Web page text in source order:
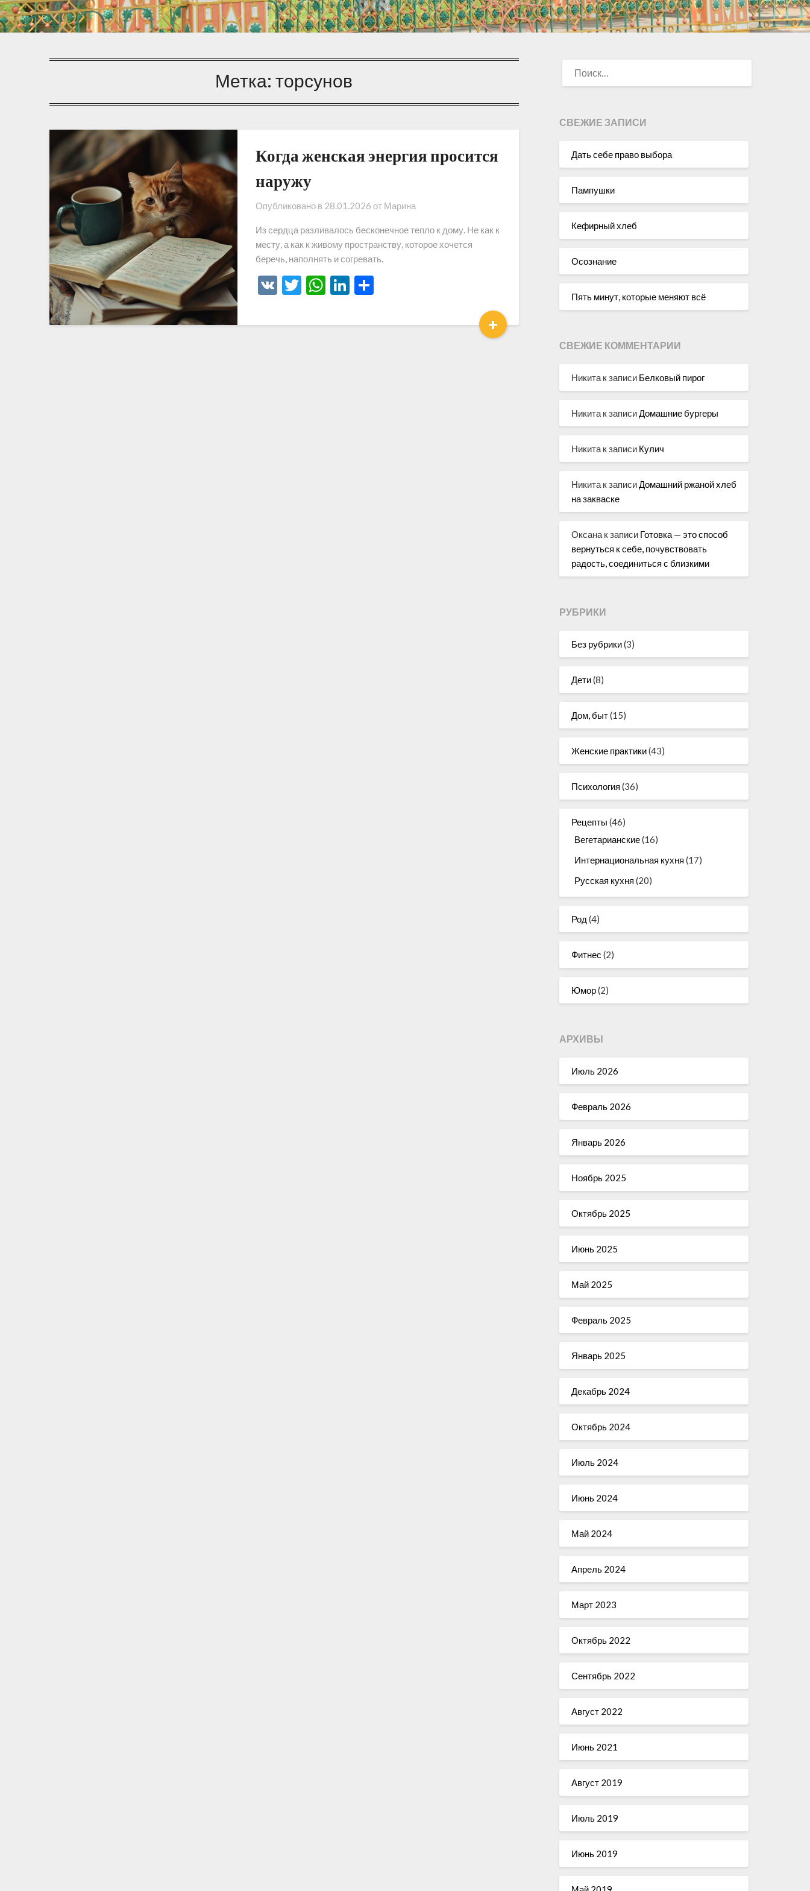
Метка:торсунов
Когда женская энергия просится
наружу
Опубликовано в 28.01.2026 от Марина
Из сердца разливалось бесконечное тепло к дому. Не как к
месту, а как к живому пространству, которое хочется
беречь, наполнять и согревать.
VKTwitter
WhatsApp
LinkedIn
Отправить
+
СВЕЖИЕ ЗАПИСИ
Дать себе право выбора
Пампушки
Кефирный хлеб
Осознание
Пять минут, которые меняют всё
СВЕЖИЕ КОММЕНТАРИИ
Никитак записи Белковый пирог
Никитак записи Домашние бургеры
Никитак записи Кулич
Никитак записи Домашний ржаной хлеб
на закваске
Оксанак записи Готовка — это способ
вернуться к себе, почувствовать
радость, соединиться с близкими
РУБРИКИ
Без рубрики(3)
Дети(8)
Дом, быт(15)
Женские практики(43)
Психология (36)
Рецепты (46)
Вегетарианские(16)
Интернациональная кухня (17)
Русская кухня (20)
Род (4)
Фитнес (2)
Юмор(2)
АРХИВЫ
Июль 2026
Февраль 2026
Январь 2026
Ноябрь 2025
Октябрь 2025
Июнь 2025
Май 2025
Февраль 2025
Январь 2025
Декабрь 2024
Октябрь 2024
Июль 2024
Июнь 2024
Май 2024
Апрель 2024
Март 2023
Октябрь 2022
Сентябрь 2022
Август 2022
Июнь 2021
Август 2019
Июль 2019
Июнь 2019